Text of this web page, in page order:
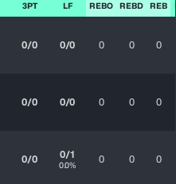
3PT LF REBO REBD REB
0/0 0/0 0 0 0
0/0 0/0 0 0 0
0/0 0/1
0.0% 0 0 0